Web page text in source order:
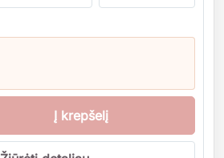
Į krepšelį